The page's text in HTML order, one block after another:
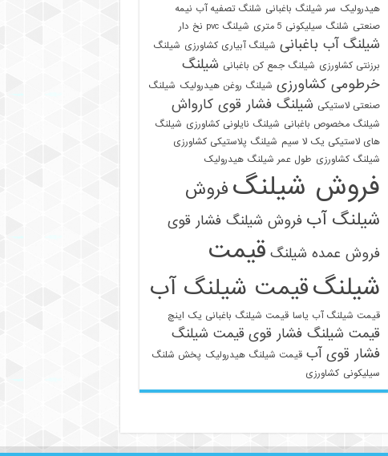
هیدرولیک سر شیلنگ باغبانی شلنگ تصفیه آب نیمه
صنعتی شلنگ سیلیکونی 5 متری شیلنگ pvc نخ دار
شیلنگ آب باغبانی شیلنگ آبیاری کشاورزی شیلنگ
برزنتی کشاورزی شیلنگ جمع کن باغبانی شیلنگ
خرطومی کشاورزی شیلنگ روغن هیدرولیک شیلنگ
صنعتی لاستیکی شیلنگ فشار قوی کارواش
شیلنگ مخصوص باغبانی شیلنگ نایلونی کشاورزی شیلنگ
های لاستیکی یک لا سیم شیلنگ پلاستیکی کشاورزی
شیلنگ کشاورزی طول عمر شیلنگ هیدرولیک
فروش شیلنگ فروش
شیلنگ آب فروش شیلنگ فشار قوی
فروش عمده شیلنگ قیمت
شیلنگقیمت شیلنگ آب
قیمت شیلنگ آب یاسا قیمت شیلنگ باغبانی یک اینچ
قیمت شیلنگ فشار قوی قیمت شیلنگ
فشار قوی آب قیمت شیلنگ هیدرولیک پخش شلنگ
سیلیکونی کشاورزی